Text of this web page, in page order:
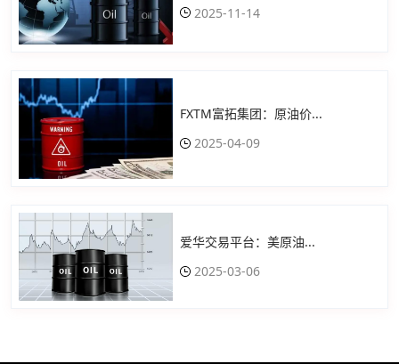
2025-11-14
FXTM富拓集团：原油价...
2025-04-09
爱华交易平台：美原油...
2025-03-06